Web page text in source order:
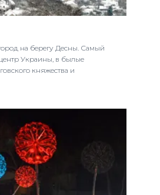
на берегу Десны. Самый
Украины, в былые
княжества и